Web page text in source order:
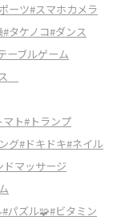
ーツ#スマホカメラ
#タケノコ#ダンス
ーブルゲーム
ト#トランプ
グ#ドキドキ#ネイル
ドマッサージ
#パズル🧩#ビタミン